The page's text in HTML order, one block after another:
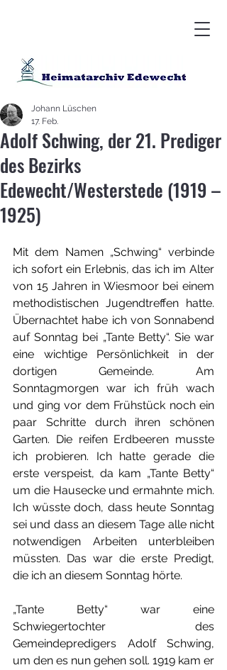
Adolf Schwing, der 21. Prediger
des Bezirks
Edewecht/Westerstede (1919 –
1925)
Johann Lüschen
17. Feb.
Mit dem Namen „Schwing“ verbinde
ich sofort ein Erlebnis, das ich im Alter
von 15 Jahren in Wiesmoor bei einem
methodistischen Jugendtreffen hatte.
Übernachtet habe ich von Sonnabend
auf Sonntag bei „Tante Betty“. Sie war
eine wichtige Persönlichkeit in der
dortigen Gemeinde. Am
Sonntagmorgen war ich früh wach
und ging vor dem Frühstück noch ein
paar Schritte durch ihren schönen
Garten. Die reifen Erdbeeren musste
ich probieren. Ich hatte gerade die
erste verspeist, da kam „Tante Betty“
um die Hausecke und ermahnte mich.
Ich wüsste doch, dass heute Sonntag
sei und dass an diesem Tage alle nicht
notwendigen Arbeiten unterbleiben
müssten. Das war die erste Predigt,
die ich an diesem Sonntag hörte.
„Tante Betty“ war eine
Schwiegertochter des
Gemeindepredigers Adolf Schwing,
um den es nun gehen soll. 1919 kam er